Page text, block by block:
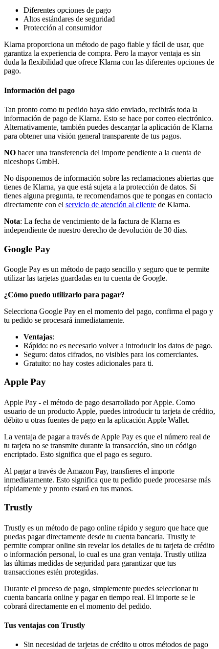
Diferentes opciones de pago
Altos estándares de seguridad
Protección al consumidor
Klarna proporciona un método de pago fiable y fácil de usar, que
garantiza la experiencia de compra. Pero la mayor ventaja es sin
duda la flexibilidad que ofrece Klarna con las diferentes opciones de
pago.
Información del pago
Tan pronto como tu pedido haya sido enviado, recibirás toda la
información de pago de Klarna. Esto se hace por correo electrónico.
Alternativamente, también puedes descargar la aplicación de Klarna
para obtener una visión general transparente de tus pagos.
NO hacer una transferencia del importe pendiente a la cuenta de
niceshops GmbH.
No disponemos de información sobre las reclamaciones abiertas que
tienes de Klarna, ya que está sujeta a la protección de datos. Si
tienes alguna pregunta, te recomendamos que te pongas en contacto
directamente con el servicio de atención al cliente de Klarna.
Nota: La fecha de vencimiento de la factura de Klarna es
independiente de nuestro derecho de devolución de 30 días.
Google Pay
Google Pay es un método de pago sencillo y seguro que te permite
utilizar las tarjetas guardadas en tu cuenta de Google.
¿Cómo puedo utilizarlo para pagar?
Selecciona Google Pay en el momento del pago, confirma el pago y
tu pedido se procesará inmediatamente.
Ventajas:
Rápido: no es necesario volver a introducir los datos de pago.
Seguro: datos cifrados, no visibles para los comerciantes.
Gratuito: no hay costes adicionales para ti.
Apple Pay
Apple Pay - el método de pago desarrollado por Apple. Como
usuario de un producto Apple, puedes introducir tu tarjeta de crédito,
débito u otras fuentes de pago en la aplicación Apple Wallet.
La ventaja de pagar a través de Apple Pay es que el número real de
tu tarjeta no se transmite durante la transacción, sino un código
encriptado. Esto significa que el pago es seguro.
Al pagar a través de Amazon Pay, transfieres el importe
inmediatamente. Esto significa que tu pedido puede procesarse más
rápidamente y pronto estará en tus manos.
Trustly
Trustly es un método de pago online rápido y seguro que hace que
puedas pagar directamente desde tu cuenta bancaria. Trustly te
permite comprar online sin revelar los detalles de tu tarjeta de crédito
o información personal, lo cual es una gran ventaja. Trustly utiliza
las últimas medidas de seguridad para garantizar que tus
transacciones estén protegidas.
Durante el proceso de pago, simplemente puedes seleccionar tu
cuenta bancaria online y pagar en tiempo real. El importe se le
cobrará directamente en el momento del pedido.
Tus ventajas con Trustly
Sin necesidad de tarjetas de crédito u otros métodos de pago